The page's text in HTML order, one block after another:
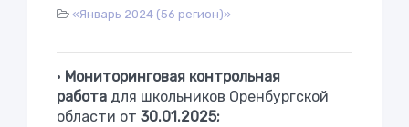
«Январь 2024 (56 регион)»
• Мониторинговая контрольная
работа для школьников Оренбургской
области от 30.01.2025;